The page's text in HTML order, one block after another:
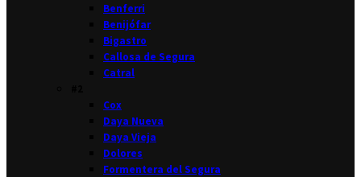
Benferri
Benijófar
Bigastro
Callosa de Segura
Catral
Cox
Daya Nueva
Daya Vieja
Dolores
Formentera del Segura